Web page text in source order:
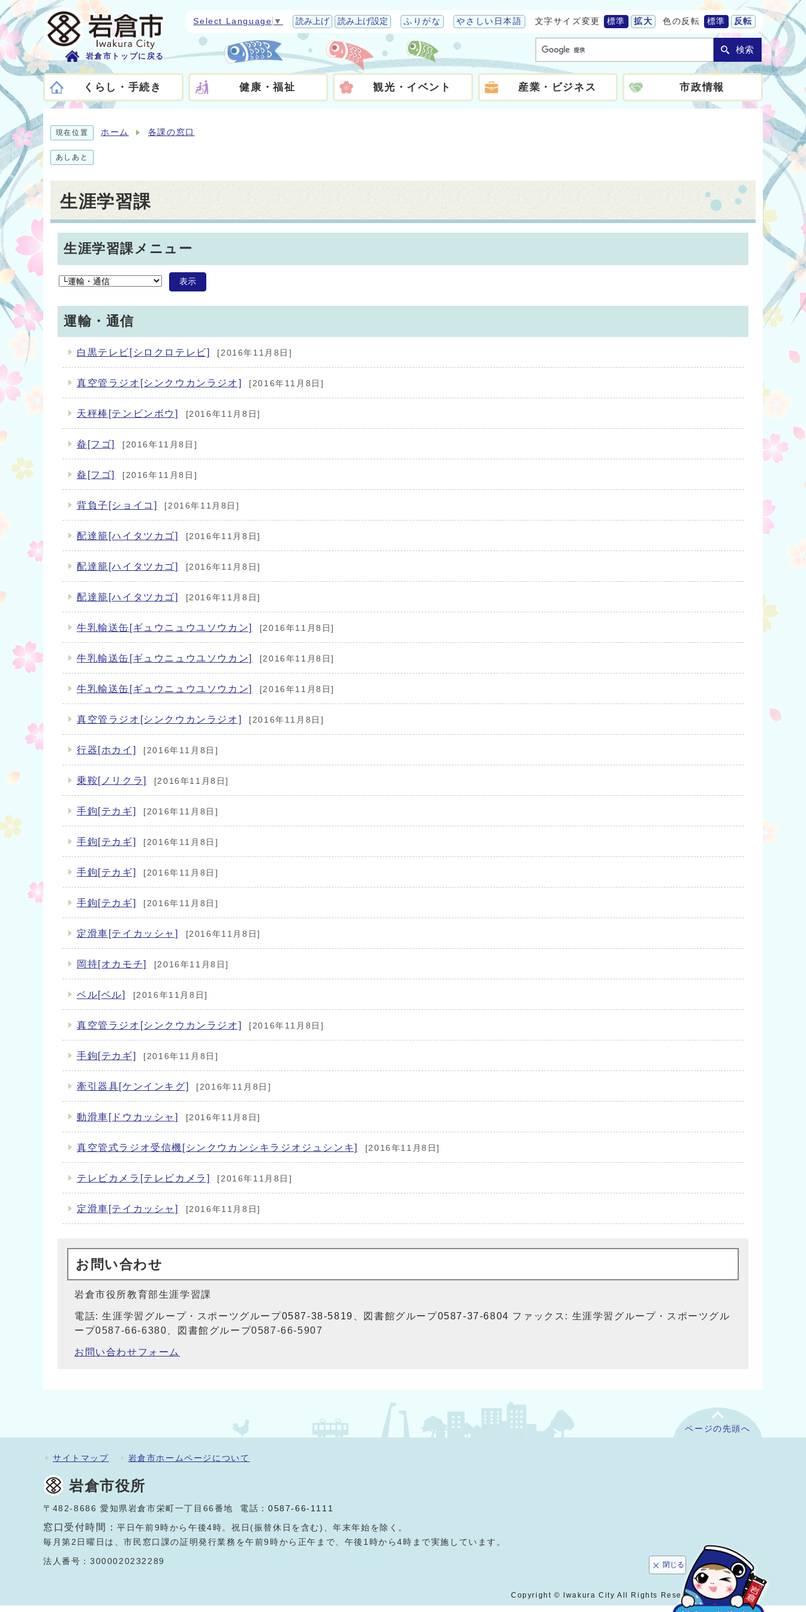
岩倉市トップに戻る
Select Language ▼ 読み上げ 読み上げ設定 ふりがな やさしい日本語 文字サイズ変更 標準 拡大 色の反転 標準 反転
検索
くらし・手続き 健康・福祉 観光・イベント 産業・ビジネス 市政情報
現在位置 ホーム 各課の窓口
あしあと
生涯学習課
生涯学習課メニュー
表示
運輸・通信
白黒テレビ[シロクロテレビ] [2016年11月8日]
真空管ラジオ[シンクウカンラジオ] [2016年11月8日]
天秤棒[テンビンボウ] [2016年11月8日]
畚[フゴ] [2016年11月8日]
畚[フゴ] [2016年11月8日]
背負子[ショイコ] [2016年11月8日]
配達籠[ハイタツカゴ] [2016年11月8日]
配達籠[ハイタツカゴ] [2016年11月8日]
配達籠[ハイタツカゴ] [2016年11月8日]
牛乳輸送缶[ギュウニュウユソウカン] [2016年11月8日]
牛乳輸送缶[ギュウニュウユソウカン] [2016年11月8日]
牛乳輸送缶[ギュウニュウユソウカン] [2016年11月8日]
真空管ラジオ[シンクウカンラジオ] [2016年11月8日]
行器[ホカイ] [2016年11月8日]
乗鞍[ノリクラ] [2016年11月8日]
手鉤[テカギ] [2016年11月8日]
手鉤[テカギ] [2016年11月8日]
手鉤[テカギ] [2016年11月8日]
手鉤[テカギ] [2016年11月8日]
定滑車[テイカッシャ] [2016年11月8日]
岡持[オカモチ] [2016年11月8日]
ベル[ベル] [2016年11月8日]
真空管ラジオ[シンクウカンラジオ] [2016年11月8日]
手鉤[テカギ] [2016年11月8日]
牽引器具[ケンインキグ] [2016年11月8日]
動滑車[ドウカッシャ] [2016年11月8日]
真空管式ラジオ受信機[シンクウカンシキラジオジュシンキ] [2016年11月8日]
テレビカメラ[テレビカメラ] [2016年11月8日]
定滑車[テイカッシャ] [2016年11月8日]
お問い合わせ
岩倉市役所教育部生涯学習課
電話: 生涯学習グループ・スポーツグループ0587-38-5819 、図書館グループ0587-37-6804 ファックス: 生涯学習グループ・スポーツグル
ープ0587-66-6380、図書館グループ0587-66-5907
お問い合わせフォーム
閉じる
ページの先頭へ
サイトマップ 岩倉市ホームページについて
岩倉市役所
〒482-8686 愛知県岩倉市栄町一丁目66番地 電話：0587-66-1111
窓口受付時間：平日午前9時から午後4時。祝日(振替休日を含む)、年末年始を除く。
毎月第2日曜日は、市民窓口課の証明発行業務を午前9時から正午まで、午後1時から4時まで実施しています。
法人番号：3000020232289
Copyright © Iwakura City All Rights Reserved.